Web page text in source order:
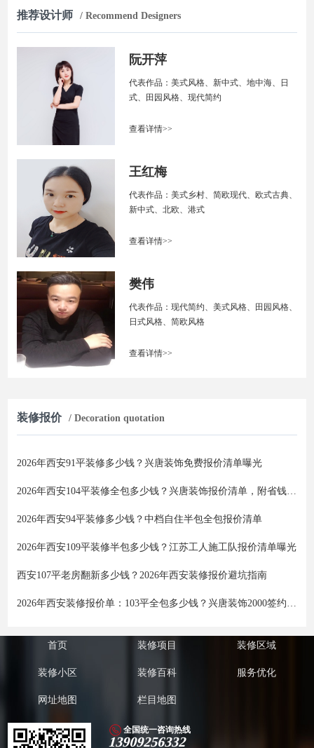
推荐设计师 / Recommend Designers
阮开萍
代表作品：美式风格、新中式、地中海、日
式、田园风格、现代简约
查看详情>>
王红梅
代表作品：美式乡村、简欧现代、欧式古典、
新中式、北欧、港式
查看详情>>
樊伟
代表作品：现代简约、美式风格、田园风格、
日式风格、简欧风格
查看详情>>
装修报价 / Decoration quotation
2026年西安91平装修多少钱？兴唐装饰免费报价清单曝光
2026年西安104平装修全包多少钱？兴唐装饰报价清单，附省钱避坑指南
2026年西安94平装修多少钱？中档自住半包全包报价清单
2026年西安109平装修半包多少钱？江苏工人施工队报价清单曝光
西安107平老房翻新多少钱？2026年西安装修报价避坑指南
2026年西安装修报价单：103平全包多少钱？兴唐装饰2000签约背后
首页 装修项目 装修区域
装修小区 装修百科 服务优化
网址地图 栏目地图
全国统一咨询热线
13909256332